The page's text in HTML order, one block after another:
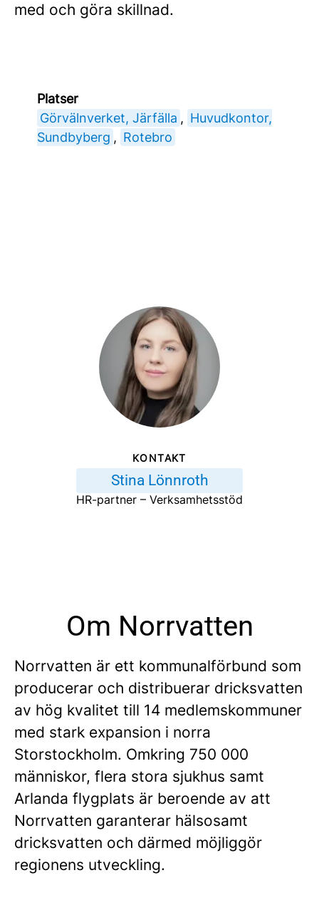
med och göra skillnad.
Platser
Görvälnverket, Järfälla , Huvudkontor,
Sundbyberg , Rotebro
KONTAKT
Stina Lönnroth
HR-partner – Verksamhetsstöd
Om Norrvatten
Norrvatten är ett kommunalförbund som
producerar och distribuerar dricksvatten
av hög kvalitet till 14 medlemskommuner
med stark expansion i norra
Storstockholm. Omkring 750 000
människor, flera stora sjukhus samt
Arlanda flygplats är beroende av att
Norrvatten garanterar hälsosamt
dricksvatten och därmed möjliggör
regionens utveckling.